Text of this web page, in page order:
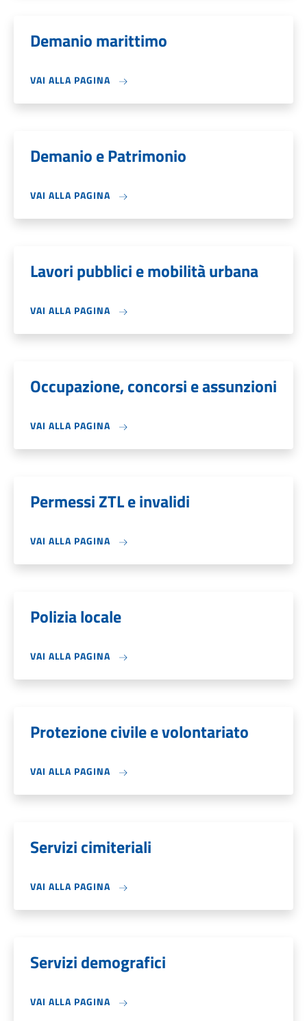
Demanio marittimo
VAI ALLA PAGINA
Demanio e Patrimonio
VAI ALLA PAGINA
Lavori pubblici e mobilità urbana
VAI ALLA PAGINA
Occupazione, concorsi e assunzioni
VAI ALLA PAGINA
Permessi ZTL e invalidi
VAI ALLA PAGINA
Polizia locale
VAI ALLA PAGINA
Protezione civile e volontariato
VAI ALLA PAGINA
Servizi cimiteriali
VAI ALLA PAGINA
Servizi demografici
VAI ALLA PAGINA